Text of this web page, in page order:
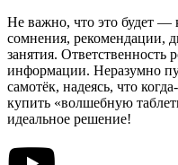
Не важно, что это будет —
сомнения, рекомендации,
занятия.
информации. Неразумно
самотёк, надеясь, что
купить «волшебную
идеальное решение!